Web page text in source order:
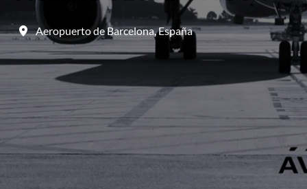
Aeropuerto de Barcelona,España